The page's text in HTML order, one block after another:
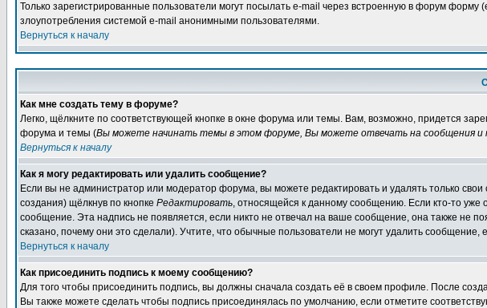
Только зарегистрированные пользователи могут посылать e-mail через встроенную в форум
злоупотребления системой e-mail анонимными пользователями.
Вернуться к началу
Как мне создать тему в форуме?
Легко, щёлкните по соответствующей кнопке в окне форума или темы. Вам, возможно, придется
форума и темы (Вы можете начинать темы в этом форуме, Вы можете отвечать на сообщения и
Вернуться к началу
Как я могу редактировать или удалить сообщение?
Если вы не администратор или модератор форума, вы можете редактировать и удалять только
создания) щёлкнув по кнопке Редактировать, относящейся к данному сообщению. Если кто-то уже
сообщение. Эта надпись не появляется, если никто не отвечал на ваше сообщение, она также не
сказано, почему они это сделали). Учтите, что обычные пользователи не могут удалить сообщение,
Вернуться к началу
Как присоединить подпись к моему сообщению?
Для того чтобы присоединить подпись, вы должны сначала создать её в своем профиле. После
Вы также можете сделать чтобы подпись присоединялась по умолчанию, если отметите